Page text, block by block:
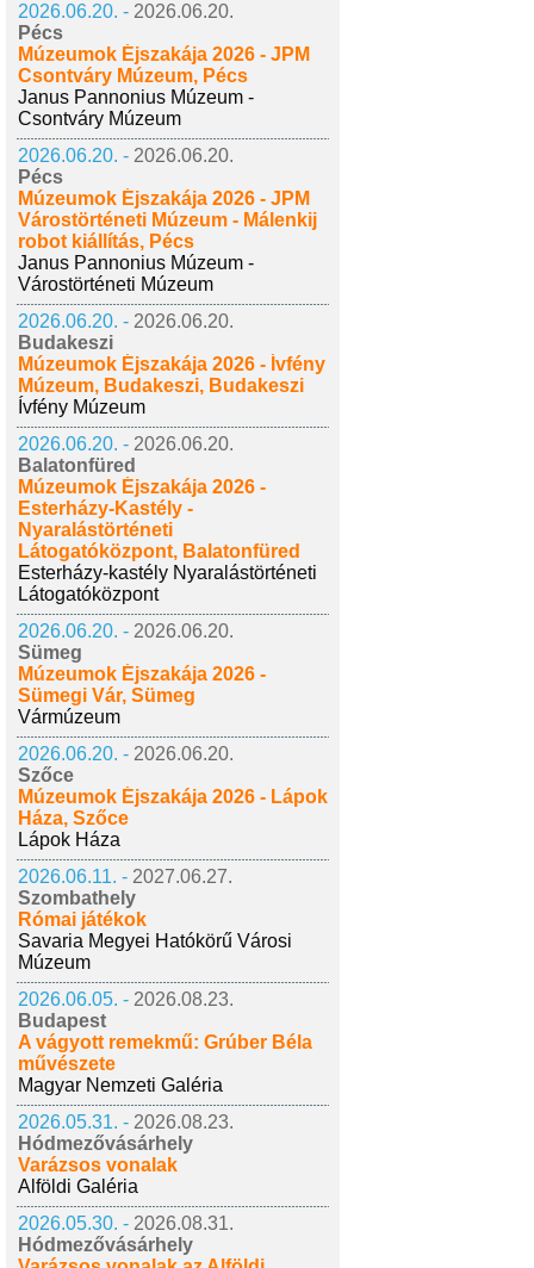
2026.06.20. - 2026.06.20.
Pécs
Múzeumok Éjszakája 2026 - JPM
Csontváry Múzeum, Pécs
Janus Pannonius Múzeum -
Csontváry Múzeum
2026.06.20. - 2026.06.20.
Pécs
Múzeumok Éjszakája 2026 - JPM
Várostörténeti Múzeum - Málenkij
robot kiállítás, Pécs
Janus Pannonius Múzeum -
Várostörténeti Múzeum
2026.06.20. - 2026.06.20.
Budakeszi
Múzeumok Éjszakája 2026 - Ívfény
Múzeum, Budakeszi, Budakeszi
Ívfény Múzeum
2026.06.20. - 2026.06.20.
Balatonfüred
Múzeumok Éjszakája 2026 -
Esterházy-Kastély -
Nyaralástörténeti
Látogatóközpont, Balatonfüred
Esterházy-kastély Nyaralástörténeti
Látogatóközpont
2026.06.20. - 2026.06.20.
Sümeg
Múzeumok Éjszakája 2026 -
Sümegi Vár, Sümeg
Vármúzeum
2026.06.20. - 2026.06.20.
Szőce
Múzeumok Éjszakája 2026 - Lápok
Háza, Szőce
Lápok Háza
2026.06.11. - 2027.06.27.
Szombathely
Római játékok
Savaria Megyei Hatókörű Városi
Múzeum
2026.06.05. - 2026.08.23.
Budapest
A vágyott remekmű: Grúber Béla
művészete
Magyar Nemzeti Galéria
2026.05.31. - 2026.08.23.
Hódmezővásárhely
Varázsos vonalak
Alföldi Galéria
2026.05.30. - 2026.08.31.
Hódmezővásárhely